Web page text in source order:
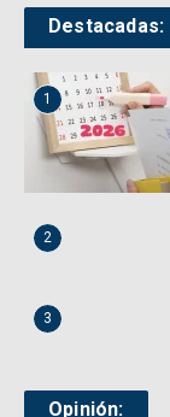
Destacadas:
1
2
3
Opinión: